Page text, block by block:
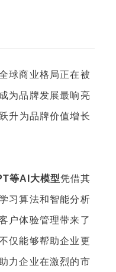
球商业格局正在被
为品牌发展最响亮
升为品牌价值增长
等AI大模型凭借其
习算法和智能分析
户体验管理带来了
仅能够帮助企业更
力企业在激烈的市